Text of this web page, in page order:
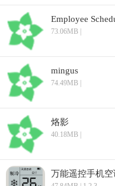
Employee
73.06MB |
mingus
74.49MB |
烙影
40.18MB |
万能遥控手机空